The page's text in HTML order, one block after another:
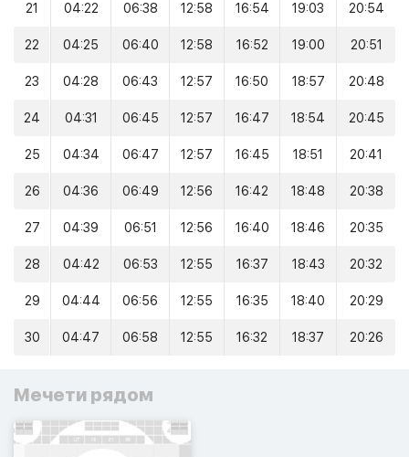
21 04:22 06:38 12:58 16:54 19:03 20:54
22 04:25 06:40 12:58 16:52 19:00 20:51
23 04:28 06:43 12:57 16:50 18:57 20:48
24 04:31 06:45 12:57 16:47 18:54 20:45
25 04:34 06:47 12:57 16:45 18:51 20:41
26 04:36 06:49 12:56 16:42 18:48 20:38
27 04:39 06:51 12:56 16:40 18:46 20:35
28 04:42 06:53 12:55 16:37 18:43 20:32
29 04:44 06:56 12:55 16:35 18:40 20:29
30 04:47 06:58 12:55 16:32 18:37 20:26
Мечети рядом